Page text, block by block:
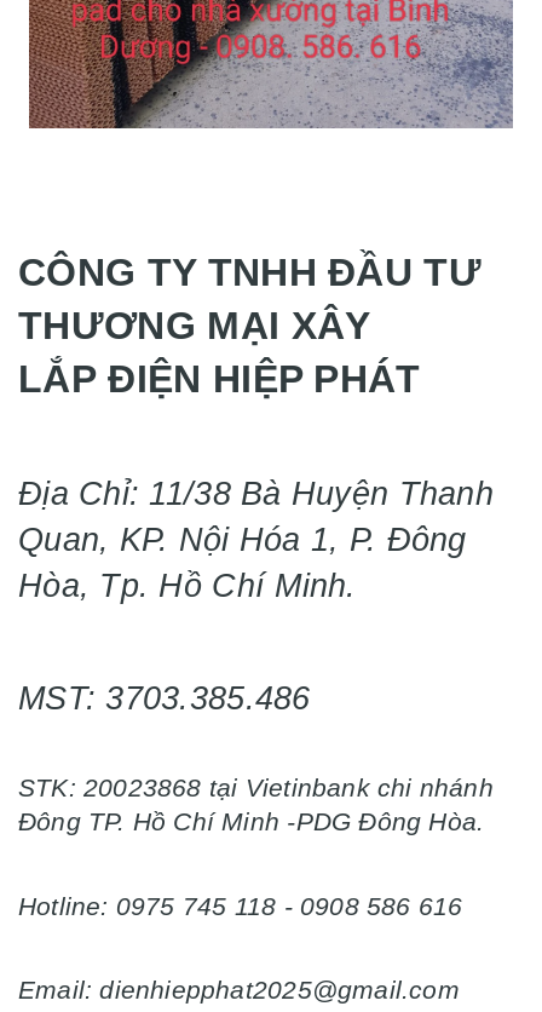
CÔNG TY TNHH ĐẦU TƯ
THƯƠNG MẠI XÂY
LẮP ĐIỆN HIỆP PHÁT
Địa Chỉ: 11/38 Bà Huyện Thanh
Quan, KP. Nội Hóa 1, P. Đông
Hòa, Tp. Hồ Chí Minh.
MST: 3703.385.486
STK: 20023868 tại Vietinbank chi nhánh
Đông TP. Hồ Chí Minh -PDG Đông Hòa.
Hotline: 0975 745 118 - 0908 586 616
Email: dienhiepphat2025@gmail.com